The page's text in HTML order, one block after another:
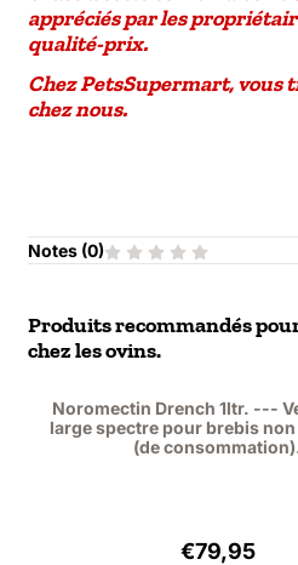
appréciés par les
qualité-prix.
Chez PetsSupermart, vous
chez nous.
Notes (0)
Produits recommandés
chez les ovins.
Noromectin Drench 1ltr. ---
large spectre pour brebis
(de
Prix:
€79,95